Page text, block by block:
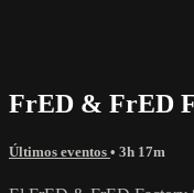
FrED & FrED
Últimos eventos • 3h 17m